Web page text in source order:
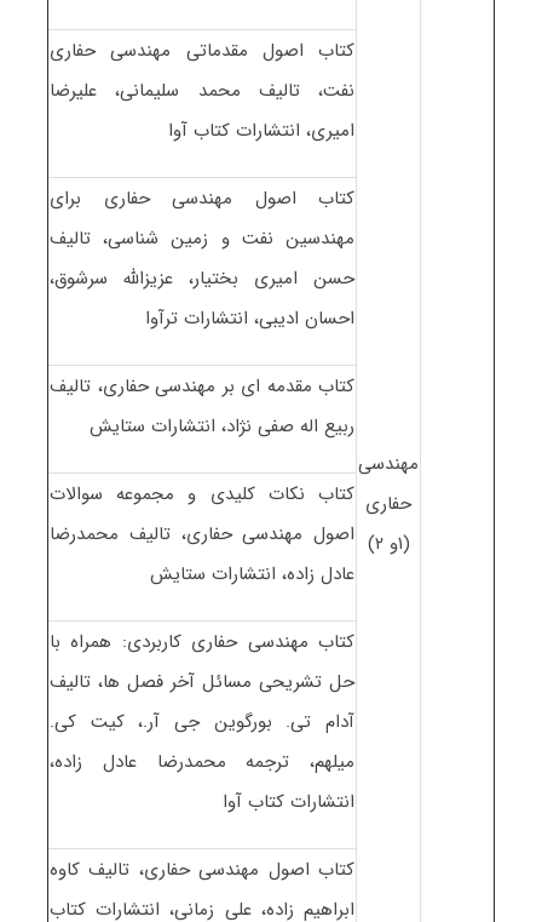
مهندسی
حفاری
(۱و ۲)
کتاب اصول مقدماتی مهندسی حفاری
نفت، تالیف محمد سلیمانی، علیرضا
امیری، انتشارات کتاب آوا
کتاب اصول مهندسی حفاری برای
مهندسین نفت و زمین شناسی، تالیف
حسن امیری بختیار، عزیزالله سرشوق،
احسان ادیبی، انتشارات ترآوا
کتاب مقدمه ای بر مهندسی حفاری، تالیف
ربیع اله صفی نژاد، انتشارات ستایش
کتاب نکات کلیدی و مجموعه سوالات
اصول مهندسی حفاری، تالیف محمدرضا
عادل زاده، انتشارات ستایش
کتاب مهندسی حفاری کاربردی: همراه با
حل تشریحی مسائل آخر فصل ها، تالیف
آدام تی. بورگوین جی آر.، کیت کی.
میلهم، ترجمه محمدرضا عادل زاده،
انتشارات کتاب آوا
کتاب اصول مهندسی حفاری، تالیف کاوه
ابراهیم زاده، علی زمانی، انتشارات کتاب